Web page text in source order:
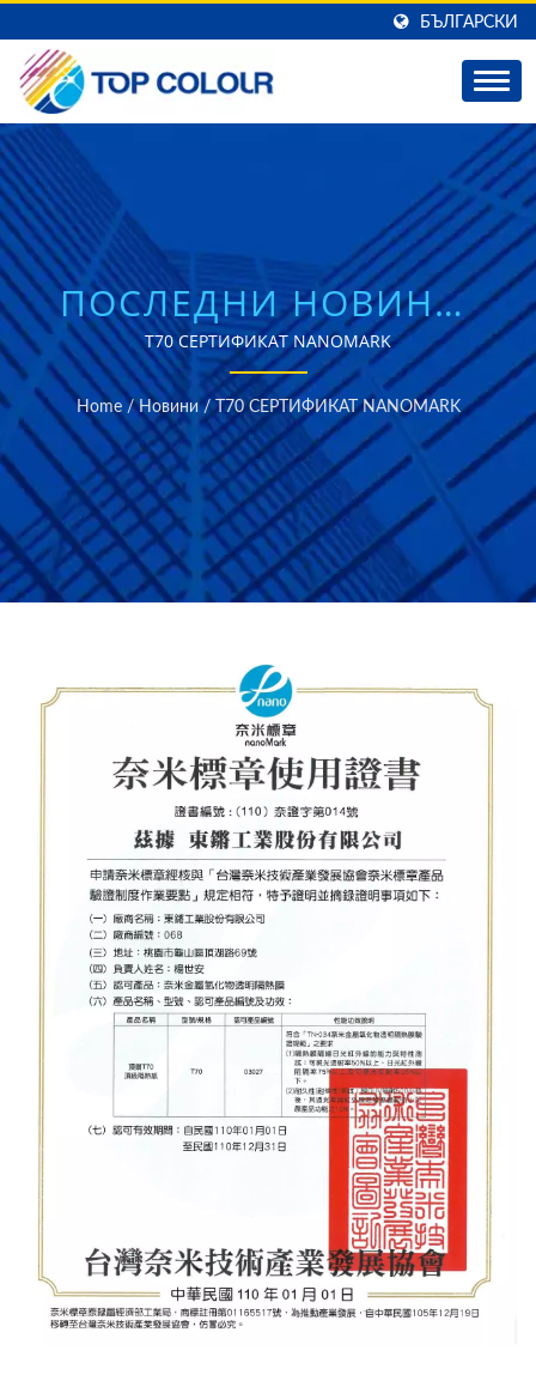
БЪЛГАРСКИ
ПОСЛЕДНИ НОВИНИ:
T70 СЕРТИФИКАТ
NANOMARK | TOP
COLOUR
T70 СЕРТИФИКАТ NANOMARK
Home / Новини / T70 СЕРТИФИКАТ NANOMARK